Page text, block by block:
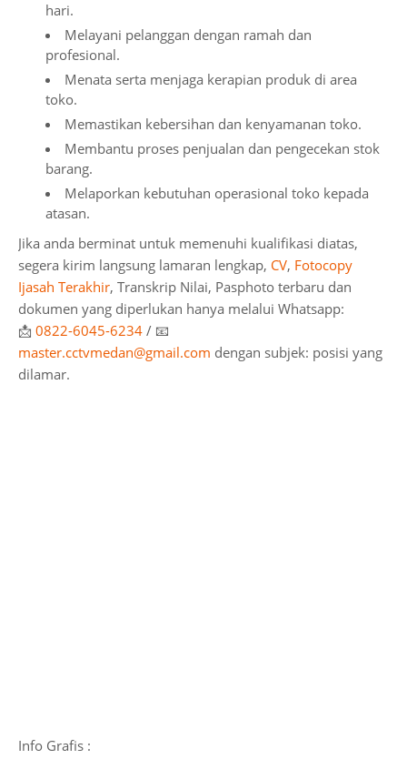
hari.
Melayani pelanggan dengan ramah dan
profesional.
Menata serta menjaga kerapian produk di area
toko.
Memastikan kebersihan dan kenyamanan toko.
Membantu proses penjualan dan pengecekan stok
barang.
Melaporkan kebutuhan operasional toko kepada
atasan.
Jika anda berminat untuk memenuhi kualifikasi diatas,
segera kirim langsung lamaran lengkap, CV, Fotocopy
Ijasah Terakhir, Transkrip Nilai, Pasphoto terbaru dan
dokumen yang diperlukan hanya melalui Whatsapp:
📩 0822-6045-6234 / 📧
master.cctvmedan@gmail.com dengan subjek: posisi yang
dilamar.
Info Grafis :